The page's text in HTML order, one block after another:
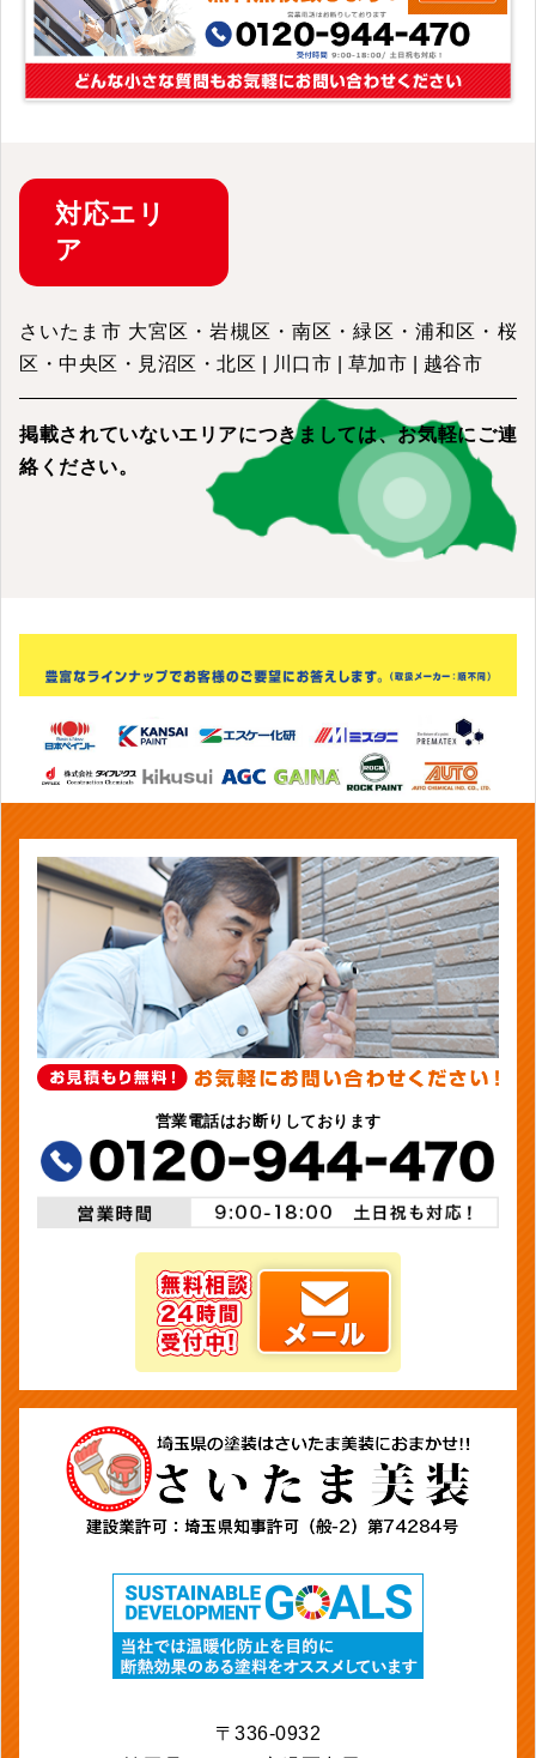
対応エリ
ア
さいたま市 大宮区・岩槻区・南区・緑区・浦和区・桜
区・中央区・見沼区・北区 | 川口市 | 草加市 | 越谷市
掲載されていないエリアにつきましては、お気軽にご連
絡ください。
営業電話はお断りしております
〒336-0932